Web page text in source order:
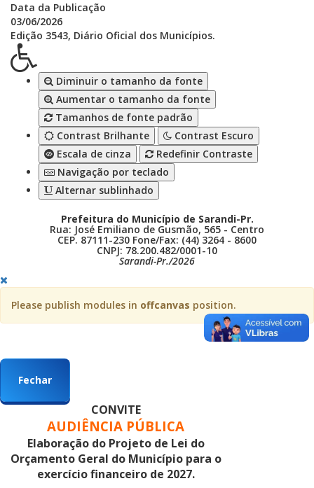
Data da Publicação
03/06/2026
Edição 3543, Diário Oficial dos Municípios.
Diminuir o tamanho da fonte
Aumentar o tamanho da fonte
Tamanhos de fonte padrão
Contrast Brilhante
Contrast Escuro
Escala de cinza
Redefinir Contraste
Navigação por teclado
Alternar sublinhado
Prefeitura do Município de Sarandi-Pr.
Rua: José Emiliano de Gusmão, 565 - Centro
CEP. 87111-230 Fone/Fax: (44) 3264 - 8600
CNPJ: 78.200.482/0001-10
Sarandi-Pr./2026
Please publish modules in offcanvas position.
Fechar
CONVITE
AUDIÊNCIA PÚBLICA
Elaboração do Projeto de Lei do
Orçamento Geral do Município para o
exercício financeiro de 2027.